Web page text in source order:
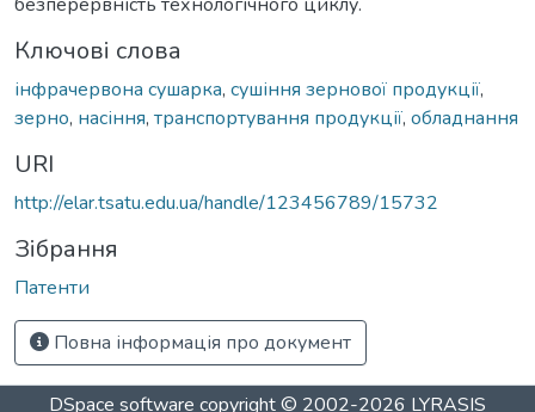
Ключові слова
інфрачервона сушарка, сушіння зернової продукції,
зерно, насіння, транспортування продукції, обладнання
URI
http://elar.tsatu.edu.ua/handle/123456789/15732
Зібрання
Патенти
Повна інформація про документ
DSpace software copyright © 2002-2026 LYRASIS